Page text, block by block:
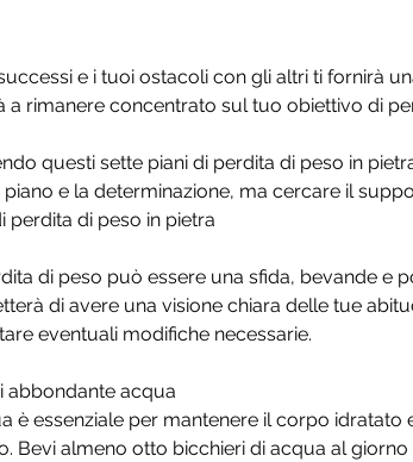
a rimanere concentrato sul tuo obiettivo di
questi sette piani di perdita di peso in
e la determinazione, ma cercare il
perdita di peso in pietra
di peso può essere una sfida, bevande e
di avere una visione chiara delle tue
eventuali modifiche necessarie.
abbondante acqua
è essenziale per mantenere il corpo idratato
Bevi almeno otto bicchieri di acqua al